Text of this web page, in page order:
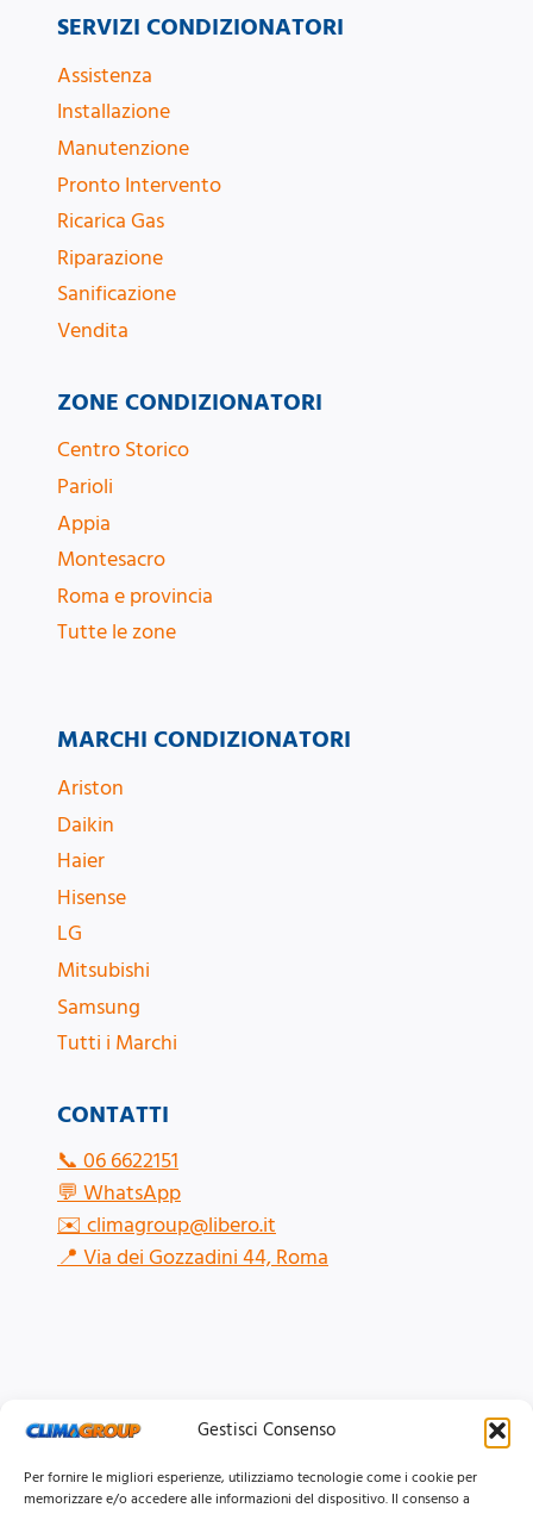
Gestisci Consenso
Per fornire le migliori esperienze, utilizziamo tecnologie come i cookie per
memorizzare e/o accedere alle informazioni del dispositivo. Il consenso a
ZONE CONDIZIONATORI
Centro Storico
Parioli
Appia
Montesacro
Roma e provincia
Tutte le zone
SERVIZI CONDIZIONATORI
Assistenza
Installazione
Manutenzione
Pronto Intervento
Ricarica Gas
Riparazione
Sanificazione
Vendita
CONTATTI
📞06 6622151
💬WhatsApp
✉️climagroup@libero.it
📍Via dei Gozzadini 44, Roma
MARCHI CONDIZIONATORI
Ariston
Daikin
Haier
Hisense
LG
Mitsubishi
Samsung
Tutti i Marchi